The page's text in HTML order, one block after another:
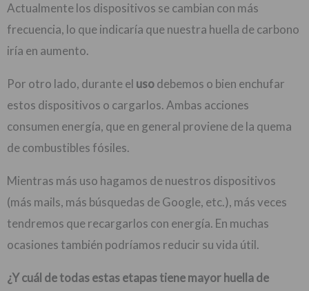
Actualmente los dispositivos se cambian con más
frecuencia, lo que indicaría que nuestra huella de carbono
iría en aumento.
Por otro lado, durante el usodebemos o bien enchufar
estos dispositivos o cargarlos. Ambas acciones
consumen energía, que en general proviene de la quema
de combustibles fósiles.
Mientras más uso hagamos de nuestros dispositivos
(más mails, más búsquedas de Google, etc.), más veces
tendremos que recargarlos con energía. En muchas
ocasiones también podríamos reducir su vida útil.
¿Y cuál de todas estas etapas tiene mayor huella de